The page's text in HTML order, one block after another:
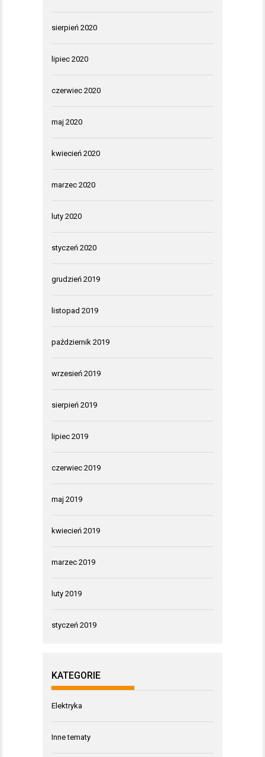
sierpień 2020
lipiec 2020
czerwiec 2020
maj 2020
kwiecień 2020
marzec 2020
luty 2020
styczeń 2020
grudzień 2019
listopad 2019
październik 2019
wrzesień 2019
sierpień 2019
lipiec 2019
czerwiec 2019
maj 2019
kwiecień 2019
marzec 2019
luty 2019
styczeń 2019
KATEGORIE
Elektryka
Inne tematy